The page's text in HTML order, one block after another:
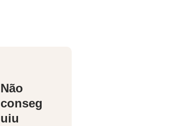
Não
conseg
uiu